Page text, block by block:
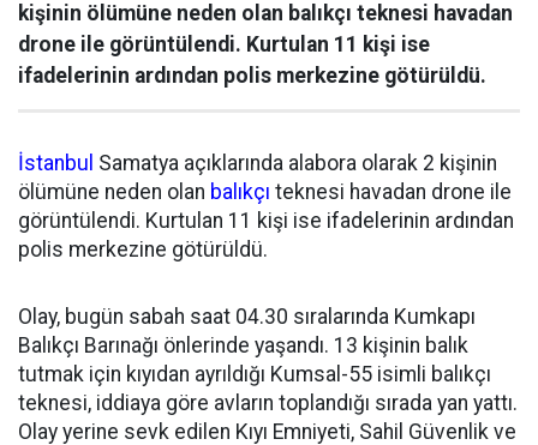
kişinin ölümüne neden olan balıkçı teknesi havadan
drone ile görüntülendi. Kurtulan 11 kişi ise
ifadelerinin ardından polis merkezine götürüldü.
İstanbul Samatya açıklarında alabora olarak 2 kişinin
ölümüne neden olan balıkçı teknesi havadan drone ile
görüntülendi. Kurtulan 11 kişi ise ifadelerinin ardından
polis merkezine götürüldü.
Olay, bugün sabah saat 04.30 sıralarında Kumkapı
Balıkçı Barınağı önlerinde yaşandı. 13 kişinin balık
tutmak için kıyıdan ayrıldığı Kumsal-55 isimli balıkçı
teknesi, iddiaya göre avların toplandığı sırada yan yattı.
Olay yerine sevk edilen Kıyı Emniyeti, Sahil Güvenlik ve